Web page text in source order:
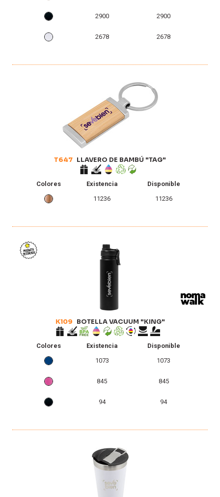
2900 2900
2678 2678
T647 LLAVERO DE BAMBÚ "TAG"
Colores Existencia
Disponible
11236
11236
K109 BOTELLA VACUUM "KING"
Colores Existencia
Disponible
1073
1073
845 845
94 94